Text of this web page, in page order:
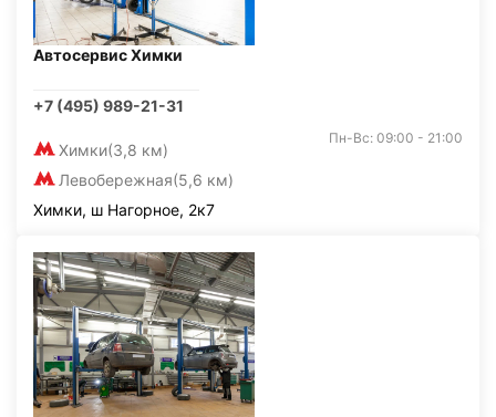
Автосервис Химки
+7 (495) 989-21-31
Химки(3,8 км)
Левобережная(5,6 км)
Пн-Вс: 09:00 - 21:00
Химки, ш Нагорное, 2к7